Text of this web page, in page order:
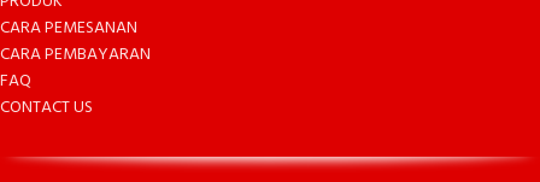
CARA PEMESANAN
CARA PEMBAYARAN
FAQ
CONTACT US